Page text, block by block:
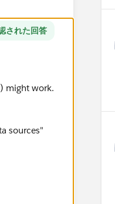
された回答
might work.
sources"